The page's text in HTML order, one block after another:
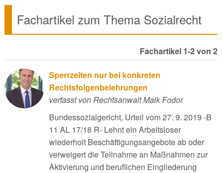
Fachartikel zum Thema Sozialrecht
Fachartikel 1-2 von 2
Sperrzeiten nur bei konkreten
Rechtsfolgenbelehrungen
verfasst von Rechtsanwalt Maik Fodor
Bundessozialgericht, Urteil vom 27. 9. 2019 -B
11 AL 17/18 R- Lehnt ein Arbeitsloser
wiederholt Beschäftigungsangebote ab oder
verweigert die Teilnahme an Maßnahmen zur
Aktivierung und beruflichen Eingliederung